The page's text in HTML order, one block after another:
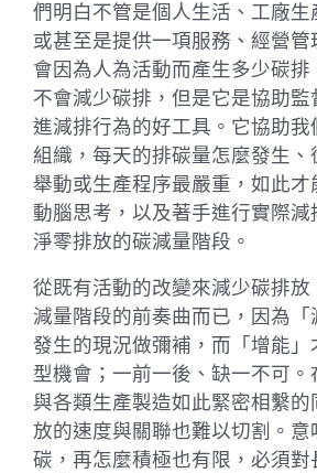
們明白不管是個人生活、工廠生
或甚至是提供一項服務、經營管
會因為人為活動而產生多少碳排
不會減少碳排，但是它是協助監
進減排行為的好工具。它協助我
組織，每天的排碳量怎麼發生、
舉動或生產程序最嚴重，如此才
動腦思考，以及著手進行實際減
淨零排放的碳減量階段。
從既有活動的改變來減少碳排放
減量階段的前奏曲而已，因為「
發生的現況做彌補，而「增能」
型機會；一前一後、缺一不可。
與各類生產製造如此緊密相繫的
放的速度與關聯也難以切割。意
碳，再怎麼積極也有限，必須對